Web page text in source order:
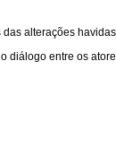
alterações
entre os